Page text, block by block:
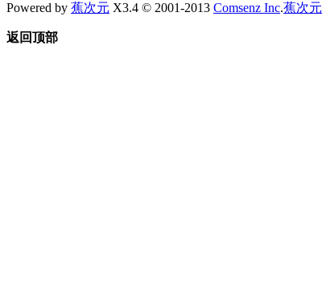
Powered by 蕉次元 X3.4 © 2001-2013 Comsenz Inc.蕉次元
返回顶部